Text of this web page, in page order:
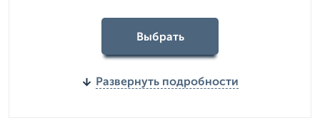
Выбрать
Развернуть подробности